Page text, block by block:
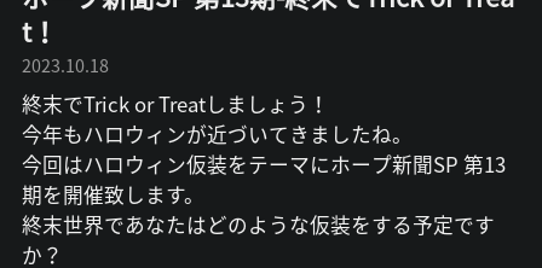
t！
2023.10.18
終末でTrick or Treatしましょう！
今年もハロウィンが近づいてきましたね。
今回はハロウィン仮装をテーマにホープ新聞SP 第13
期を開催致します。
終末世界であなたはどのような仮装をする予定です
か？